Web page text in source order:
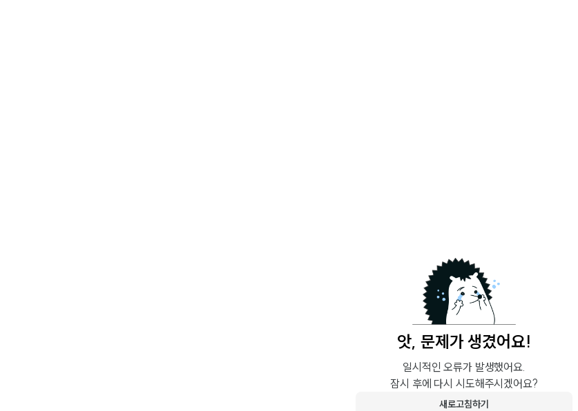
앗, 문제가 생겼어요!
일시적인 오류가 발생했어요.
잠시 후에 다시 시도해주시겠어요?
새로고침하기